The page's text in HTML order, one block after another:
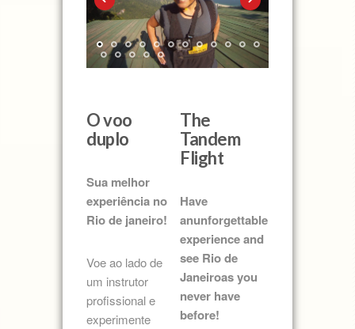
O voo
duplo
Sua melhor
experiência no
Rio de janeiro!
Voe ao lado de
um instrutor
profissional e
experimente
The
Tandem
Flight
Have
anunforgettable
experience and
see Rio de
Janeiroas you
never have
before!